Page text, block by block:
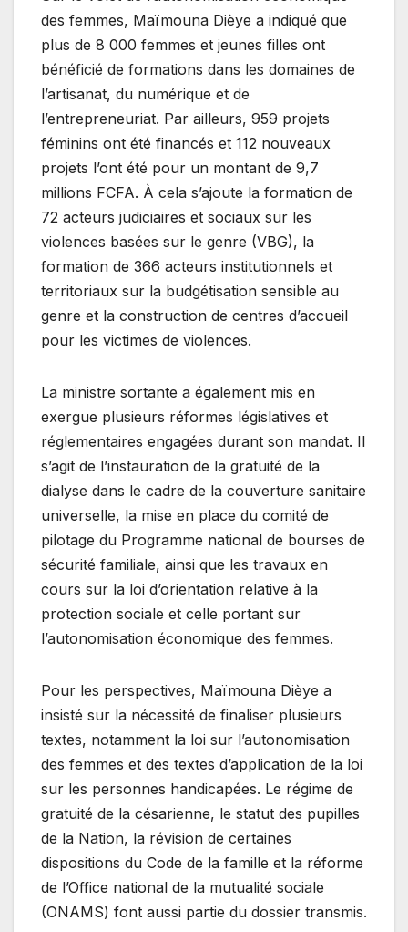
des femmes, Maïmouna Dièye a indiqué que
plus de 8 000 femmes et jeunes filles ont
bénéficié de formations dans les domaines de
l’artisanat, du numérique et de
l’entrepreneuriat. Par ailleurs, 959 projets
féminins ont été financés et 112 nouveaux
projets l’ont été pour un montant de 9,7
millions FCFA. À cela s’ajoute la formation de
72 acteurs judiciaires et sociaux sur les
violences basées sur le genre (VBG), la
formation de 366 acteurs institutionnels et
territoriaux sur la budgétisation sensible au
genre et la construction de centres d’accueil
pour les victimes de violences.
La ministre sortante a également mis en
exergue plusieurs réformes législatives et
réglementaires engagées durant son mandat. Il
s’agit de l’instauration de la gratuité de la
dialyse dans le cadre de la couverture sanitaire
universelle, la mise en place du comité de
pilotage du Programme national de bourses de
sécurité familiale, ainsi que les travaux en
cours sur la loi d’orientation relative à la
protection sociale et celle portant sur
l’autonomisation économique des femmes.
Pour les perspectives, Maïmouna Dièye a
insisté sur la nécessité de finaliser plusieurs
textes, notamment la loi sur l’autonomisation
des femmes et des textes d’application de la loi
sur les personnes handicapées. Le régime de
gratuité de la césarienne, le statut des pupilles
de la Nation, la révision de certaines
dispositions du Code de la famille et la réforme
de l’Office national de la mutualité sociale
(ONAMS) font aussi partie du dossier transmis.